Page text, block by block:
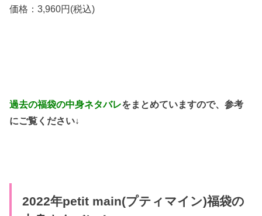
価格：3,960円(税込)
過去の福袋の中身ネタバレをまとめていますので、参考
にご覧ください↓
2022年petit main(プティマイン)福袋の